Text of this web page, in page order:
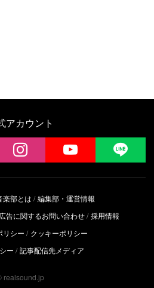
アカウント
instagram YouTube
楽部とは
編集部・運営情報
広告に関するお問い合わせ 採用情報
リシー
クッキーポリシー
ー
記事配信先メディア
realsound.jp